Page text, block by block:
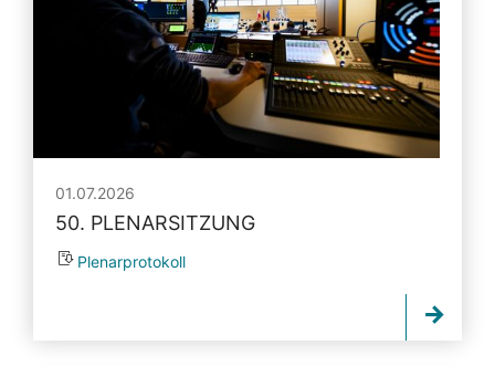
01.07.2026
50. PLENARSITZUNG
Plenarprotokoll